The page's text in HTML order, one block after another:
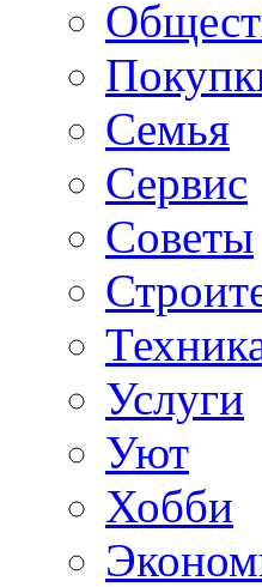
Семья
Сервис
Советы
Услуги
Уют
Хобби